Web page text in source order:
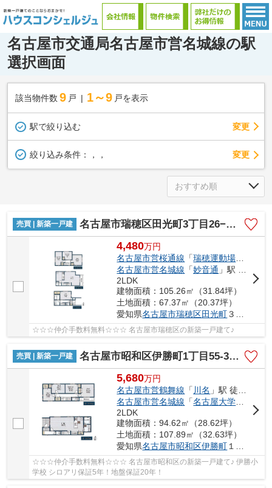
名古屋市交通局名古屋市営名城線の駅
選択画面
該当物件数 9 戸 1～9 戸を表示
駅で絞り込む 変更
絞り込み条件： ，， 変更
売買 | 新築一戸建 名古屋市瑞穂区田光町3丁目26−1【仲介手数料無料】新築一戸建て
4,480万円
名古屋市営桜通線 「瑞穂運動場西
名古屋市営名城線 「妙音通 」駅 徒歩13分
2LDK
建物面積：105.26㎡（31.84坪）
土地面積：67.37㎡（20.37坪）
愛知県名古屋市瑞穂区田光町３丁目26−1
☆☆☆仲介手数料無料☆☆☆ 名古屋市瑞穂区の新築一戸建て♪
売買 | 新築一戸建 名古屋市昭和区伊勝町1丁目55-3【仲介手数料無料】新築一戸建て
5,680万円
名古屋市営鶴舞線 「 川名 」駅 徒歩13分
名古屋市営名城線 「名古屋大学
2LDK
建物面積：94.62㎡（28.62坪）
土地面積：107.89㎡（32.63坪）
愛知県名古屋市昭和区伊勝町 １丁目55-1
☆☆☆仲介手数料無料☆☆☆ 名古屋市昭和区の新築一戸建て♪ 伊勝小
学校 シロアリ保証5年！地盤保証20年！